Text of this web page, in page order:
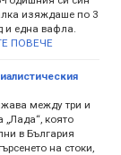
изяждаше по 3
и една вафла.
ПОВЕЧЕ
между три и
„Лада“, която
в България
на стоки,